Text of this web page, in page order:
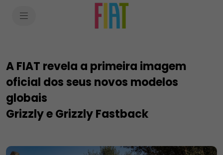
A FIAT revela a primeira imagem
oficial dos seus novos modelos
globais
Grizzly e Grizzly Fastback